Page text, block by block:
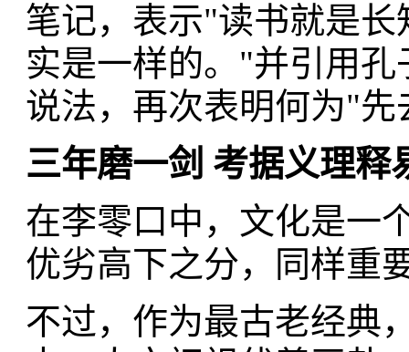
笔记，表示"读书就是
实是一样的。"并引用
说法，再次表明何为"
三年磨一剑 考据义理释
在李零口中，文化是一
优劣高下之分，同样重
不过，作为最古老经典